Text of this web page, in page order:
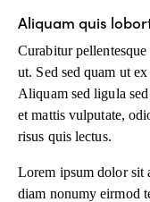
Aliquam quis
Curabitur
ut. Sed sed quam ut
Aliquam sed ligula
et mattis vulputate,
risus quis lectus.
Lorem ipsum dolor sit
diam nonumy eirmod